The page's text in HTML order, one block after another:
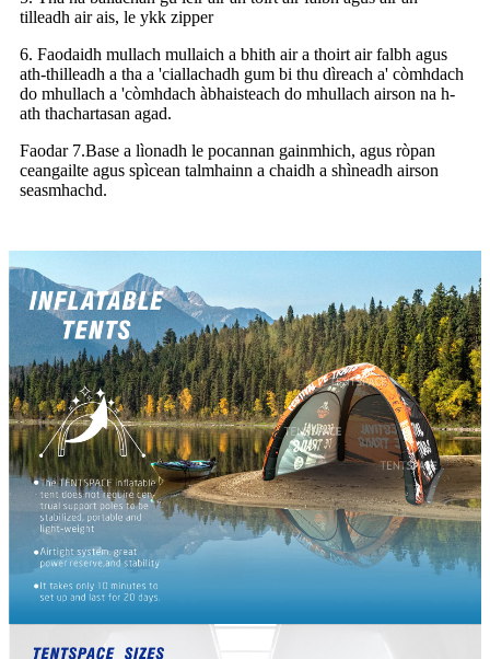
tilleadh air ais, le ykk zipper
6. Faodaidh mullach mullaich a bhith air a thoirt air falbh agus
ath-thilleadh a tha a 'ciallachadh gum bi thu dìreach a' còmhdach
do mhullach a 'còmhdach àbhaisteach do mhullach airson na h-
ath thachartasan agad.
Faodar 7.Base a lìonadh le pocannan gainmhich, agus ròpan
ceangailte agus spìcean talmhainn a chaidh a shìneadh airson
seasmhachd.